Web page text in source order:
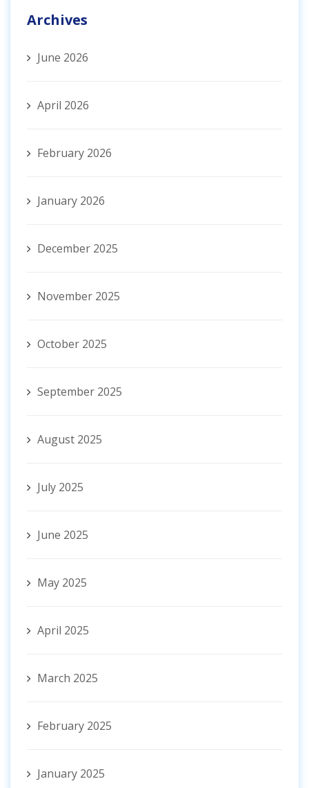
Archives
June 2026
April 2026
February 2026
January 2026
December 2025
November 2025
October 2025
September 2025
August 2025
July 2025
June 2025
May 2025
April 2025
March 2025
February 2025
January 2025